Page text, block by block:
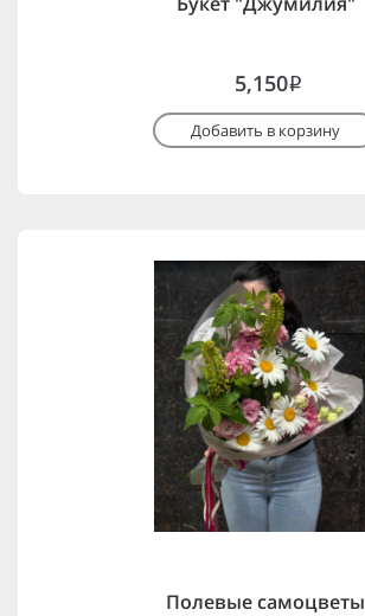
5,150i
Добавить в корзину
Полевые самоцветы